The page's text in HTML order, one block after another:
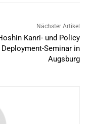
Nächster Artikel
Kanri- und Policy
Deployment-Seminar in
Augsburg